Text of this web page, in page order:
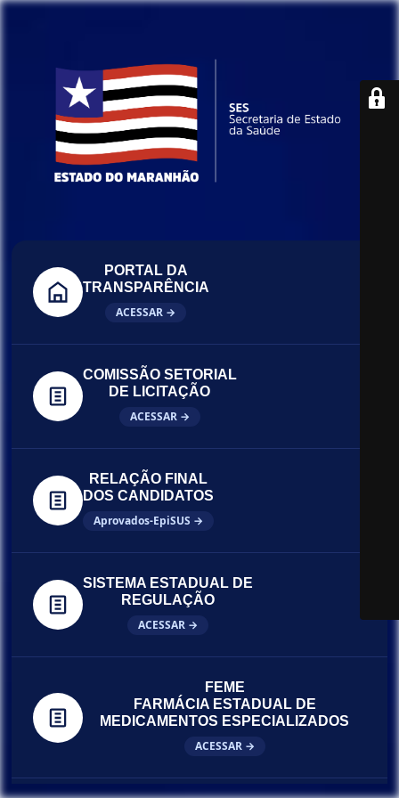
PORTAL DA
TRANSPARÊNCIA
ACESSAR →
COMISSÃO SETORIAL
DE LICITAÇÃO
ACESSAR →
RELAÇÃO FINAL
DOS CANDIDATOS
Aprovados-EpiSUS →
SISTEMA ESTADUAL DE
REGULAÇÃO
ACESSAR →
FEME
FARMÁCIA ESTADUAL DE
MEDICAMENTOS ESPECIALIZADOS
ACESSAR →